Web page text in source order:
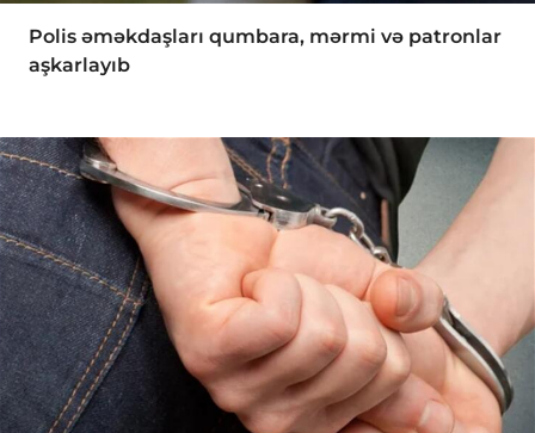
Polis əməkdaşları qumbara, mərmi və patronlar
aşkarlayıb